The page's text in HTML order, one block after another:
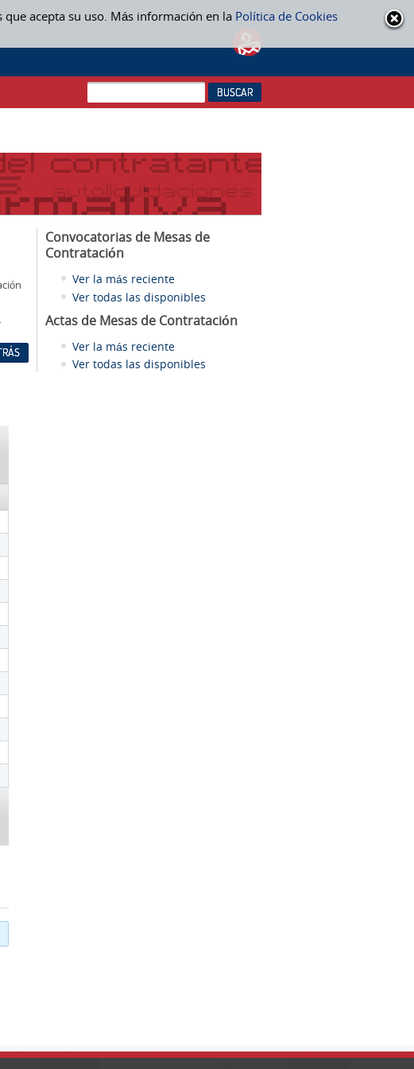
acepta su uso. Más información en la Política de Cookies
Convocatorias de Mesas de
Contratación
Ver la más reciente
Ver todas las disponibles
Actas de Mesas de Contratación
Ver la más reciente
Ver todas las disponibles